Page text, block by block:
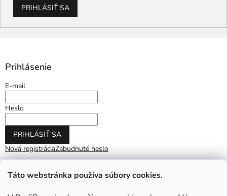
Táto webstránka používa súbory cookies.
PRIHLÁSIŤ SA
Prihlásenie
E-mail
Heslo
PRIHLÁSIŤ SA
Nová registráciaZabudnuté heslo